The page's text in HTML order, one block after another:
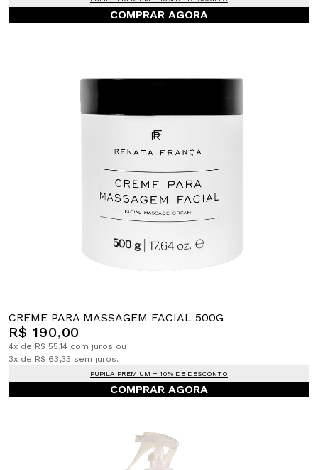
COMPRAR AGORA
CREME PARA MASSAGEM FACIAL 500G
R$ 190,00
4x de R$ 55,14 com juros ou
3x de R$ 63,33 sem juros.
PUPILA PREMIUM + 10% DE DESCONTO
COMPRAR AGORA